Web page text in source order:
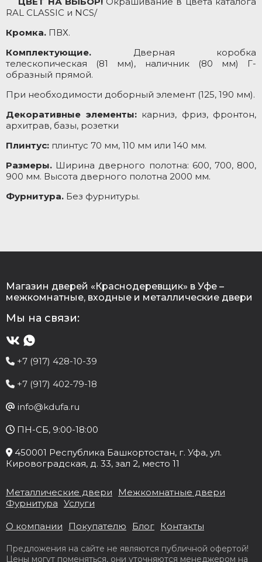
RAL CLASSIC и NCS/
Кромка. ПВХ.
Комплектующие. Дверная коробка
телескопическая (81 мм), наличник (80 мм) Г-
образный прямой.
При необходимости доборный элемент (125, 190 мм).
Декоративные элементы: карниз, фриз, фронтон,
архитрав, базы, розетки
Плинтус: плинтус 70 мм, 110 мм или 140 мм.
Размеры. Ширина дверного полотна: 600, 700, 800,
900 мм. Высота дверного полотна 2000 мм.
Фурнитура. Без фурнитуры.
Магазин дверей «Краснодеревщик» в Уфе –
межкомнатные, входные и металлические двери
Мы на связи:
+7 (917) 428-10-39
+7 (917) 402-79-18
info@kdufa.ru
ПН-СБ, 9:00-18:00
450001 Республика Башкортостан, г. Уфа, ул.
Кировоградская, д. 33, зал 2, место 11
Металлические двери
Межкомнатные двери
Фурнитура Услуги
О компании Покупателю Блог Контакты
Предложения на сайте не являются публичной офертой!
Цены могут поменяться, они уточняются менеджером на